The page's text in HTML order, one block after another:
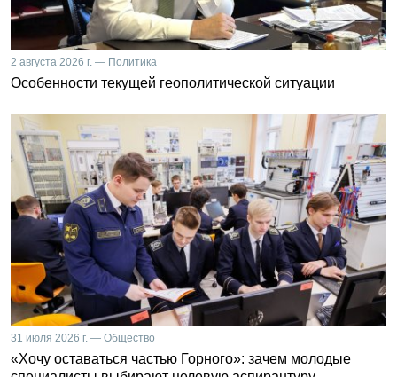
2 августа 2026 г. — Политика
Особенности текущей геополитической ситуации
31 июля 2026 г. — Общество
«Хочу оставаться частью Горного»: зачем молодые